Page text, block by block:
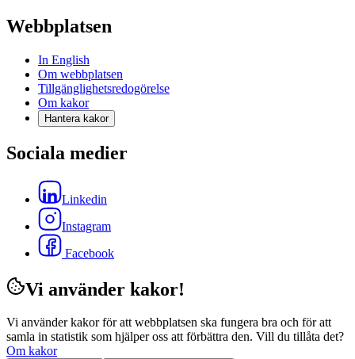
Webbplatsen
In English
Om webbplatsen
Tillgänglighetsredogörelse
Om kakor
Hantera kakor
Sociala medier
Linkedin
Instagram
Facebook
Vi använder kakor!
Vi använder kakor för att webbplatsen ska fungera bra och för att
samla in statistik som hjälper oss att förbättra den. Vill du tillåta det?
Om kakor